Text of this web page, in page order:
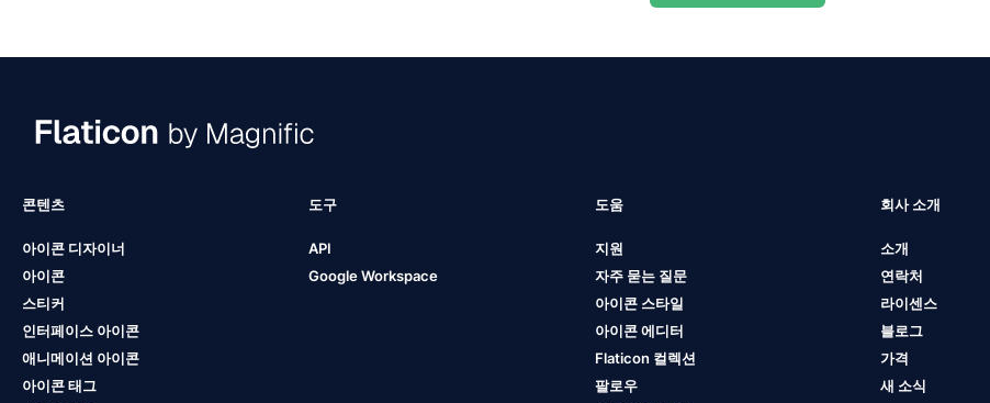
Black Friday Icont Event Flat
콘텐츠
아이콘 디자이너
아이콘
스티커
인터페이스 아이콘
애니메이션 아이콘
아이콘 태그
도구
API
Google Workspace
도움
지원
자주 묻는 질문
아이콘 스타일
아이콘 에디터
Flaticon 컬렉션
팔로우
회사 소개
소개
연락처
라이센스
블로그
가격
새 소식